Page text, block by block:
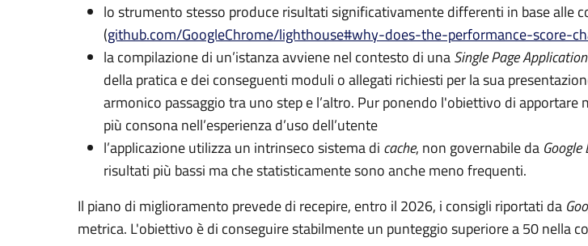
lo strumento stesso produce risultati significativamente differenti in base alle
(github.com/GoogleChrome/lighthouse#why-does-the-performance-score-
la compilazione di un’istanza avviene nel contesto di unaSingle Page Application
della pratica e dei conseguenti moduli o allegati richiesti per la sua
armonico passaggio tra uno step e l’altro. Pur ponendo l'obiettivo di
più consona nell’esperienza d’uso dell’utente
l’applicazione utilizza un intrinseco sistema di cache, non governabile da
risultati più bassi ma che statisticamente sono anche meno frequenti.
Il piano di miglioramento prevede di recepire, entro il 2026, i consigli riportati da
metrica. L'obiettivo è di conseguire stabilmente un punteggio superiore a 50 nella